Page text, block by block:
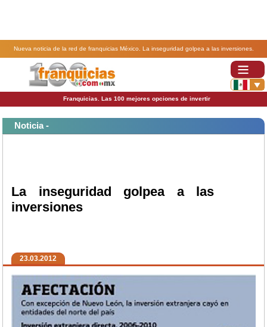
Nueva noticia de la red de franquicias México. La inseguridad golpea a las inversiones.
Franquicias. Las 100 mejores opciones de invertir
Noticia -
La inseguridad golpea a las
inversiones
23.03.2012